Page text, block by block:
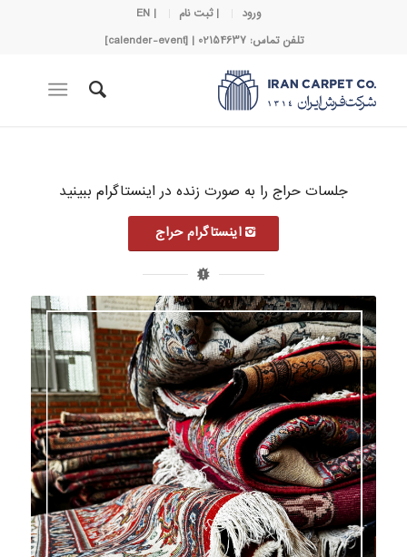
ورود | ثبت نام
| EN
تلفن تماس: 02154637 | [calender-event]
جلسات حراج را به صورت زنده در اینستاگرام ببینید
اینستاگرام حراج